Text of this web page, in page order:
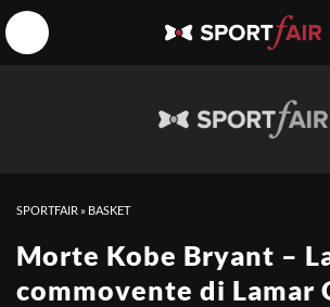
SPORTFAIR » BASKET
Morte Kobe Bryant –
commovente di Lamar